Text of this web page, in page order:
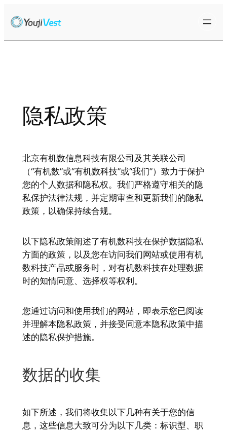
至
隐私政策
北京有机数信息科技有限公司及其关联公司
（“有机数”或“有机数科技”或“我们”）致力于保护
您的个人数据和隐私权。我们严格遵守相关的隐
私保护法律法规，并定期审查和更新我们的隐私
政策，以确保持续合规。
以下隐私政策阐述了有机数科技在保护数据隐私
方面的政策，以及您在访问我们网站或使用有机
数科技产品或服务时，对有机数科技在处理数据
时的知情同意、选择权等权利。
您通过访问和使用我们的网站，即表示您已阅读
并理解本隐私政策，并接受同意本隐私政策中描
述的隐私保护措施。
数据的收集
如下所述，我们将收集以下几种有关于您的信
息，这些信息大致可分为以下几类：标识型、职